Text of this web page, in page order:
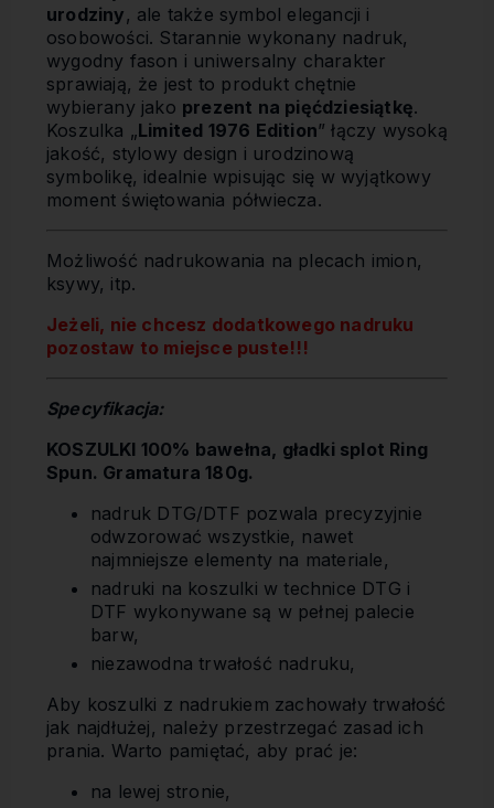
urodziny, ale także symbol elegancji i
osobowości. Starannie wykonany nadruk,
wygodny fason i uniwersalny charakter
sprawiają, że jest to produkt chętnie
wybierany jako prezent na pięćdziesiątkę.
Koszulka „Limited 1976 Edition” łączy wysoką
jakość, stylowy design i urodzinową
symbolikę, idealnie wpisując się w wyjątkowy
moment świętowania półwiecza.
Możliwość nadrukowania na plecach imion,
ksywy, itp.
Jeżeli, nie chcesz dodatkowego nadruku
pozostaw to miejsce puste!!!
Specyfikacja:
KOSZULKI 100% bawełna, gładki splot Ring
Spun. Gramatura 180g.
nadruk DTG/DTF pozwala precyzyjnie
odwzorować wszystkie, nawet
najmniejsze elementy na materiale,
nadruki na koszulki w technice DTG i
DTF wykonywane są w pełnej palecie
barw,
niezawodna trwałość nadruku,
Aby koszulki z nadrukiem zachowały trwałość
jak najdłużej, należy przestrzegać zasad ich
prania. Warto pamiętać, aby prać je:
na lewej stronie,